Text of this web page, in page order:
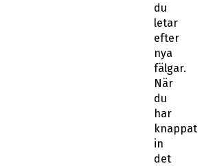
du
letar
efter
nya
fälgar.
När
du
har
knappat
in
det